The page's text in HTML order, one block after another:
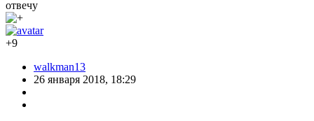
отвечу
+9
walkman13
26 января 2018, 18:29